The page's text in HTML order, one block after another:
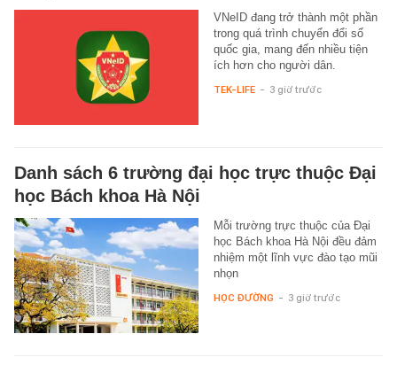
VNeID đang trở thành một phần
trong quá trình chuyển đổi số
quốc gia, mang đến nhiều tiện
ích hơn cho người dân.
TEK-LIFE - 3 giờ trước
Danh sách 6 trường đại học trực thuộc Đại
học Bách khoa Hà Nội
Mỗi trường trực thuộc của Đại
học Bách khoa Hà Nội đều đảm
nhiệm một lĩnh vực đào tạo mũi
nhọn
HỌC ĐƯỜNG - 3 giờ trước